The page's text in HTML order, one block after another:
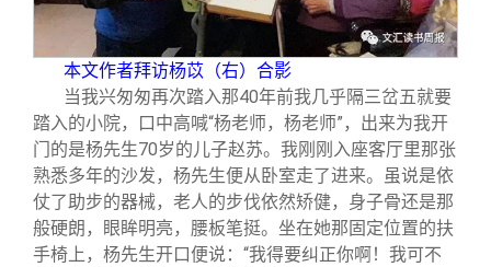
信息化服务
三创大赛
实用信息
总会简介
会长致辞
总会章程
理事会名单
本文作者拜访杨苡（右）合影
当我兴匆匆再次踏入那40年前我几乎隔三岔五就要
踏入的小院，口中高喊“杨老师，杨老师”，出来为我开
门的是杨先生70岁的儿子赵苏。我刚刚入座客厅里那张
熟悉多年的沙发，杨先生便从卧室走了进来。虽说是依
仗了助步的器械，老人的步伐依然矫健，身子骨还是那
般硬朗，眼眸明亮，腰板笔挺。坐在她那固定位置的扶
手椅上，杨先生开口便说：“我得要纠正你啊！我可不